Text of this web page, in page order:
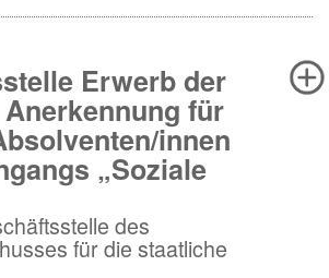
Erwerb der
für
innen
„Soziale
des
für die staatliche